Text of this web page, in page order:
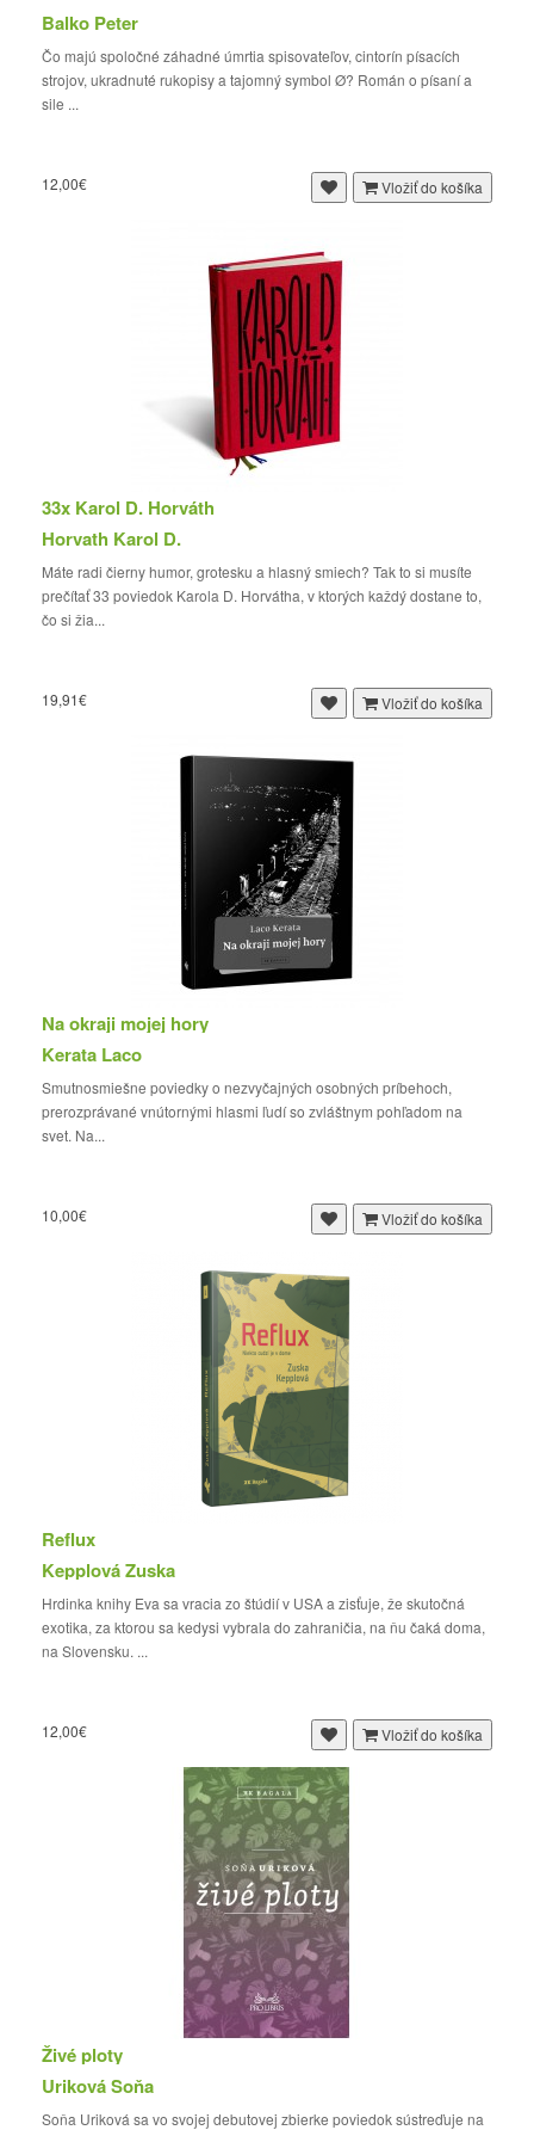
Balko Peter
Čo majú spoločné záhadné úmrtia spisovateľov, cintorín písacích
strojov, ukradnuté rukopisy a tajomný symbol Ø? Román o písaní a
sile ...
12,00€ Vložiť do košíka
33x Karol D. Horváth
Horvath Karol D.
Máte radi čierny humor, grotesku a hlasný smiech? Tak to si musíte
prečítať 33 poviedok Karola D. Horvátha, v ktorých každý dostane to,
čo si žia...
19,91€ Vložiť do košíka
Na okraji mojej hory
Kerata Laco
Smutnosmiešne poviedky o nezvyčajných osobných príbehoch,
prerozprávané vnútornými hlasmi ľudí so zvláštnym pohľadom na
svet. Na...
10,00€ Vložiť do košíka
Reflux
Kepplová Zuska
Hrdinka knihy Eva sa vracia zo štúdií v USA a zisťuje, že skutočná
exotika, za ktorou sa kedysi vybrala do zahraničia, na ňu čaká doma,
na Slovensku. ...
12,00€ Vložiť do košíka
Živé ploty
Uriková Soňa
Soňa Uriková sa vo svojej debutovej zbierke poviedok sústreďuje na